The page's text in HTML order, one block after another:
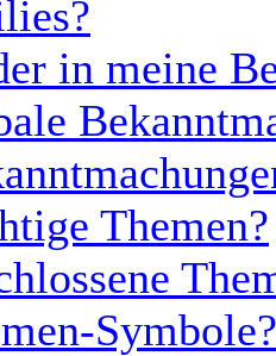
in meine
Themen?
Symbole?